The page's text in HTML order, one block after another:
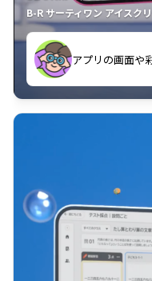
B-R サーティワン アイスク
アプリの画面や
クラスごとに特
す。